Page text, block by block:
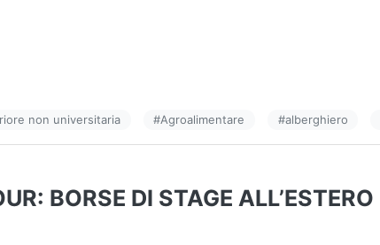
non universitaria #Agroalimentare #alberghiero
BORSE DI STAGE ALL’ESTERO